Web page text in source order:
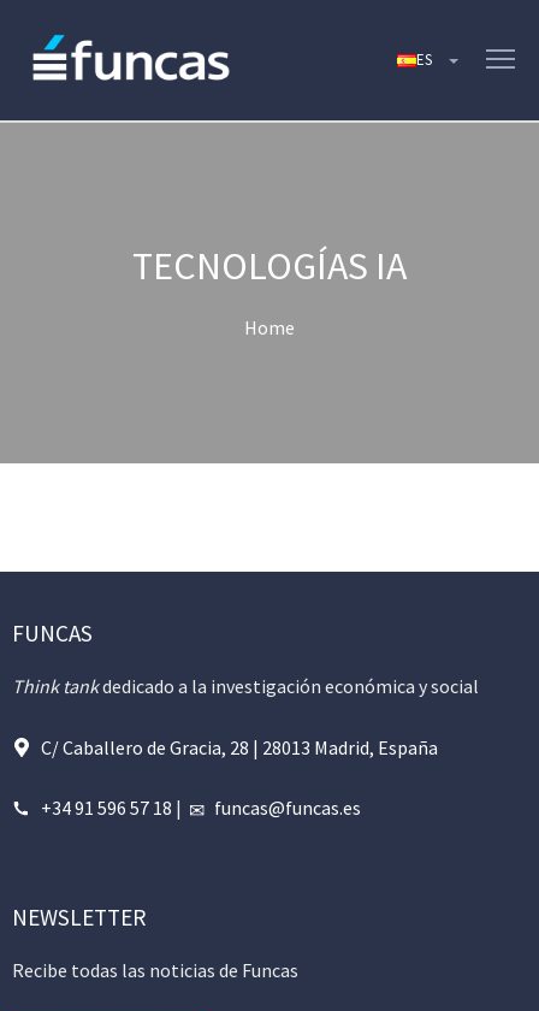
TECNOLOGÍAS IA
Home
FUNCAS
Think tankdedicado a la investigación económica y social
C/ Caballero de Gracia, 28 | 28013 Madrid, España
+34 91 596 57 18 | funcas@funcas.es
NEWSLETTER
Recibe todas las noticias de Funcas